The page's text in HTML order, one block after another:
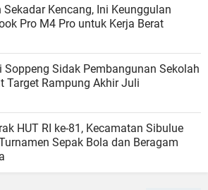
Sekadar Kencang, Ini Keunggulan
Pro M4 Pro untuk Kerja Berat
Soppeng Sidak Pembangunan Sekolah
Target Rampung Akhir Juli
HUT RI ke-81, Kecamatan Sibulue
Sepak Bola dan Beragam